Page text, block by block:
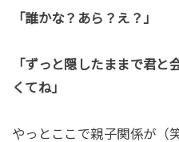
「誰かな？あら？え？」
「ずっと隠したままで君と
くてね」
やっとここで親子関係が（笑